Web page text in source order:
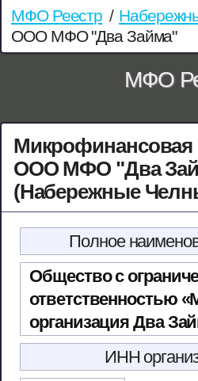
МФО Реестр /
ООО МФО "Два Займа"
МФО
Микрофинансовая
ООО МФО "Два
(Набережные
Полное
Общество с
ответственностью
организация Два
ИНН